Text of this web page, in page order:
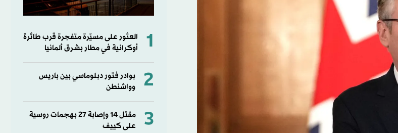
1
العثور على مسيّرة متفجرة قرب طائرة
أوكرانية في مطار بشرق ألمانيا
2
بوادر فتور دبلوماسي بين باريس
وواشنطن
3
مقتل ⁠14 وإصابة ‌27 بهجمات روسية
على كييف